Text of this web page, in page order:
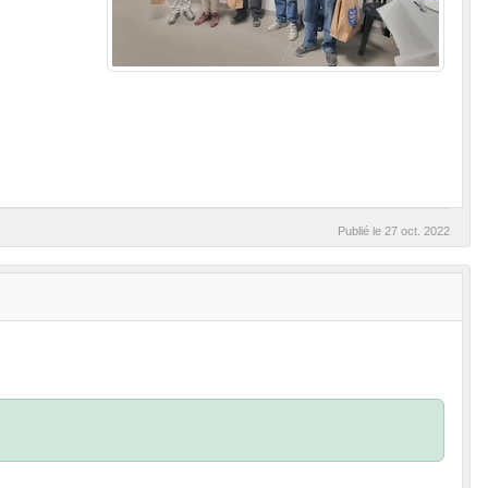
Publié le 27 oct. 2022